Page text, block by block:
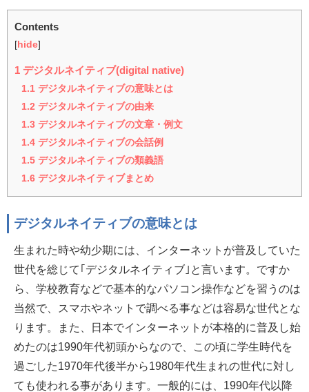
Contents
[ hide]
1 デジタルネイティブ(digital native)
1.1 デジタルネイティブの意味とは
1.2 デジタルネイティブの由来
1.3 デジタルネイティブの文章・例文
1.4 デジタルネイティブの会話例
1.5 デジタルネイティブの類義語
1.6 デジタルネイティブまとめ
デジタルネイティブの意味とは
生まれた時や幼少期には、インターネットが普及していた
世代を総じて｢デジタルネイティブ｣と言います。ですか
ら、学校教育などで基本的なパソコン操作などを習うのは
当然で、スマホやネットで調べる事などは容易な世代とな
ります。また、日本でインターネットが本格的に普及し始
めたのは1990年代初頭からなので、この頃に学生時代を
過ごした1970年代後半から1980年代生まれの世代に対し
ても使われる事があります。一般的には、1990年代以降